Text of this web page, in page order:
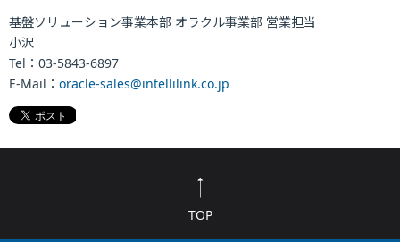
基盤ソリューション事業本部 オラクル事業部 営業担当
小沢
Tel：03-5843-6897
E-Mail： oracle-sales@intellilink.co.jp
TOP